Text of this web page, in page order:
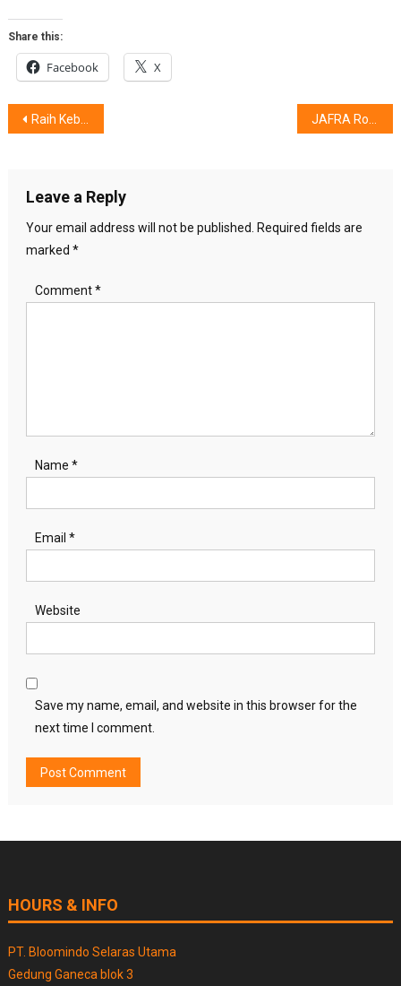
Share this:
Facebook X
Post
Raih Keberhasilan Beriring AELI
Leave a Reply
Your email address will not be published.
Required fields are
marked *
Comment*
Name *
Email *
Website
Save my name, email, and website in this browser for the
next time I comment.
HOURS & INFO
PT. Bloomindo Selaras Utama
Gedung Ganeca blok 3